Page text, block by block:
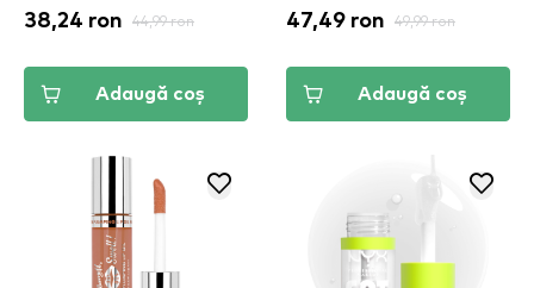
38,24 ron 44,99 ron
Adaugă coș
47,49 ron 49,99 ron
Adaugă coș